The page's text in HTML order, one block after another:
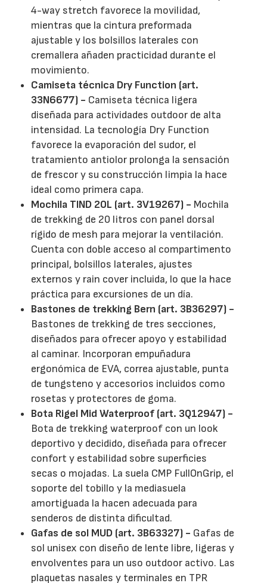
4-way stretch favorece la movilidad,
mientras que la cintura preformada
ajustable y los bolsillos laterales con
cremallera añaden practicidad durante el
movimiento.
Camiseta técnica Dry Function (art.
33N6677) - Camiseta técnica ligera
diseñada para actividades outdoor de alta
intensidad. La tecnología Dry Function
favorece la evaporación del sudor, el
tratamiento antiolor prolonga la sensación
de frescor y su construcción limpia la hace
ideal como primera capa.
Mochila TIND 20L (art. 3V19267) - Mochila
de trekking de 20 litros con panel dorsal
rígido de mesh para mejorar la ventilación.
Cuenta con doble acceso al compartimento
principal, bolsillos laterales, ajustes
externos y rain cover incluida, lo que la hace
práctica para excursiones de un día.
Bastones de trekking Bern (art. 3B36297) -
Bastones de trekking de tres secciones,
diseñados para ofrecer apoyo y estabilidad
al caminar. Incorporan empuñadura
ergonómica de EVA, correa ajustable, punta
de tungsteno y accesorios incluidos como
rosetas y protectores de goma.
Bota Rigel Mid Waterproof (art. 3Q12947) -
Bota de trekking waterproof con un look
deportivo y decidido, diseñada para ofrecer
confort y estabilidad sobre superficies
secas o mojadas. La suela CMP FullOnGrip, el
soporte del tobillo y la mediasuela
amortiguada la hacen adecuada para
senderos de distinta dificultad.
Gafas de sol MUD (art. 3B63327) - Gafas de
sol unisex con diseño de lente libre, ligeras y
envolventes para un uso outdoor activo. Las
plaquetas nasales y terminales en TPR